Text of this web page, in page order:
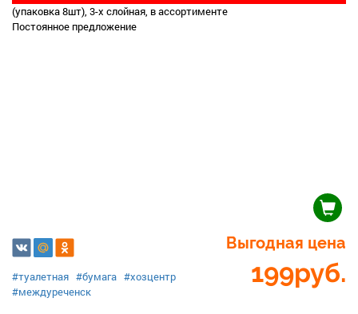
(упаковка 8шт), 3-х слойная, в ассортименте
Постоянное предложение
Выгодная цена
199руб.
#туалетная #бумага #хозцентр
#междуреченск